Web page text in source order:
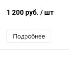
1 200 руб. / шт
Подробнее